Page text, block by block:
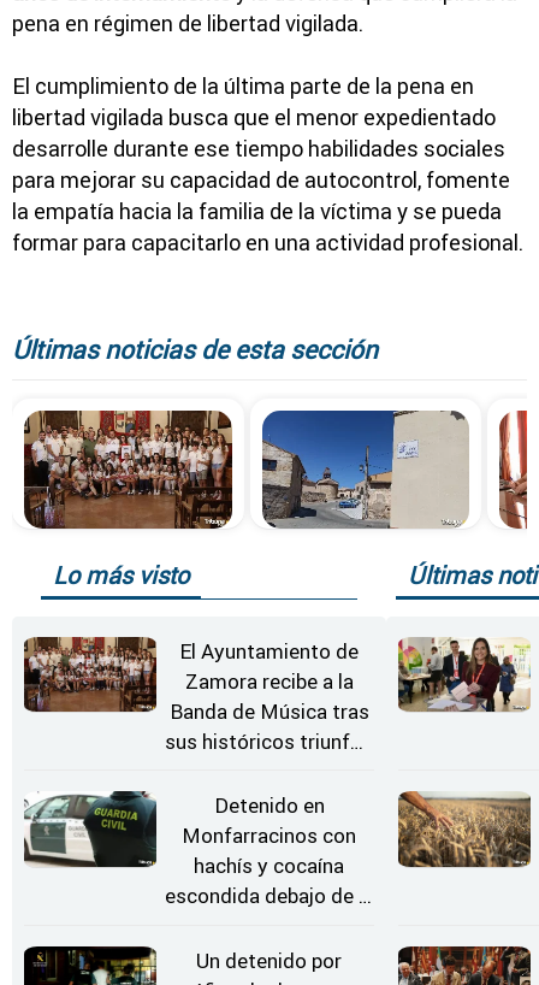
pena en régimen de libertad vigilada.
El cumplimiento de la última parte de la pena en
libertad vigilada busca que el menor expedientado
desarrolle durante ese tiempo habilidades sociales
para mejorar su capacidad de autocontrol, fomente
la empatía hacia la familia de la víctima y se pueda
formar para capacitarlo en una actividad profesional.
Últimas noticias de esta sección
Lo más visto
El Ayuntamiento de
Zamora recibe a la
Banda de Música tras
sus históricos triunfos
Detenido en
Monfarracinos con
hachís y cocaína
escondida debajo de la
coche
Un detenido por
Últimas